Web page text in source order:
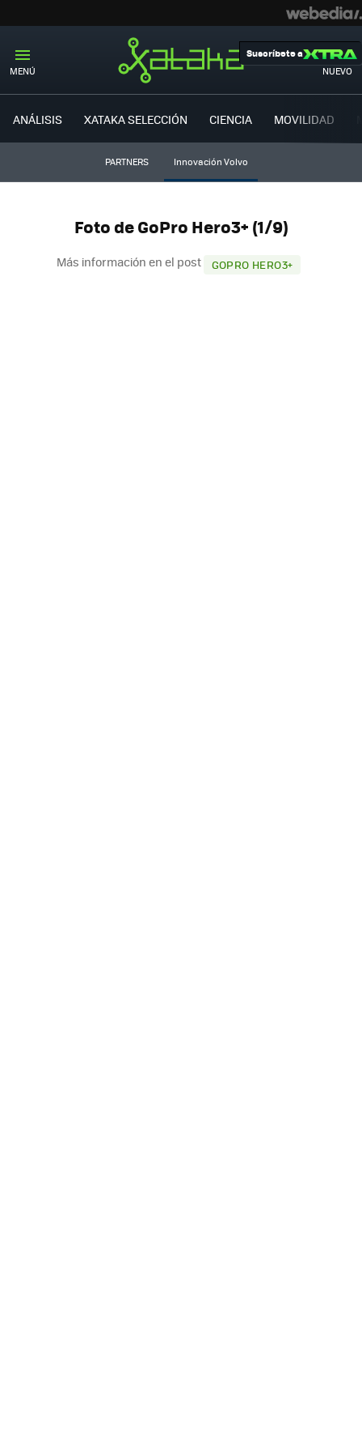
MENÚ NUEVO
Suscríbete a
ANÁLISIS XATAKA SELECCIÓN CIENCIA MOVILIDAD
PARTNERS Innovación Volvo
Foto de GoPro Hero3+ (1/9)
Más información en el post GOPRO HERO3+